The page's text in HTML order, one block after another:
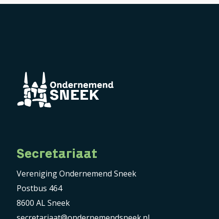
Secretariaat
Vereniging Ondernemend Sneek
Postbus 464
8600 AL Sneek